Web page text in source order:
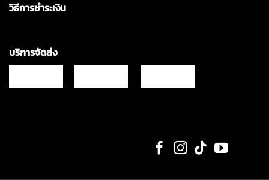
วิธีการชำระเงิน
บริการจัดส่ง